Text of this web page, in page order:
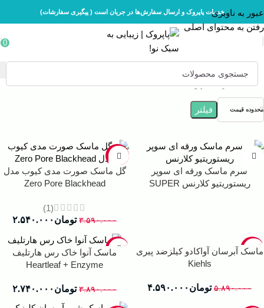
عبور به ناوبری
رفتن به محتوای اصلی
خدمات پاپروک و ارسال سفارش‌ها در جریان است ( پیگیری سفارشات)
0
خانه مراقبت پوست
محدوده قیمت فیلتر
سرم ماسک ورقه ای سوپر
ریستوریتیو کلارنس SUPER
-29%
گل ماسک صورت مدی کیوب مدل
Zero Pore Blackhead
(1)
۳.۵۹۰.۰۰۰ تومان ۲.۵۴۰.۰۰۰
-22%
ماسک آبرسان آواکادو کیلزضد پیری
Kiehls
۵.۸۹۰.۰۰۰ تومان ۴.۵۹۰.۰۰۰
-30%ماسک آنوا خاک رس هارتلیف
Heartleaf + Enzyme
۳.۸۹۰.۰۰۰ تومان ۲.۷۴۰.۰۰۰